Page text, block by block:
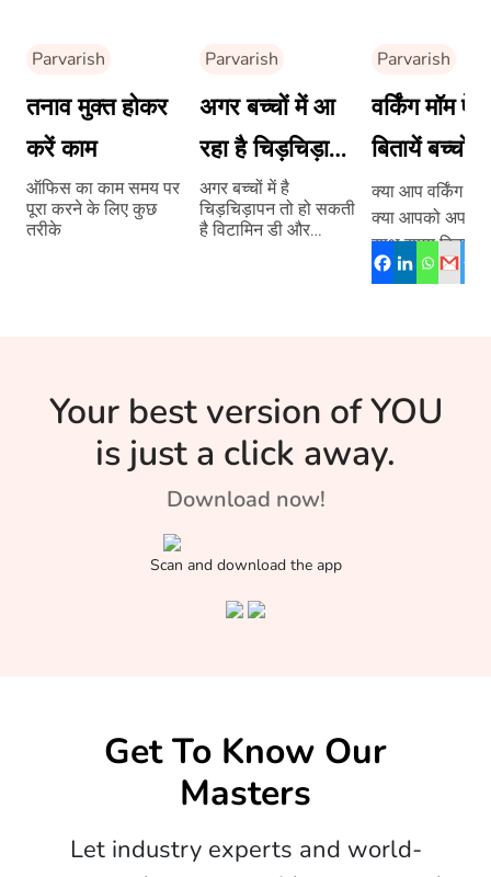
Parvarish
तनाव मुक्त होकर
करें काम
ऑफिस का काम समय पर
पूरा करने के लिए कुछ
तरीके
Parvarish
अगर बच्चों में आ
रहा है चिड़चिड़ापन
तो अपनाएं ये
उपाय
अगर बच्चों में है
चिड़चिड़ापन तो हो सकती
है विटामिन डी और
Parvarish
वर्किंग मॉम ऐसे
बितायें बच्चों
साथ क्वालिटी
टाइम
क्या आप वर्किंग
क्या आपको अपने
साथ समय बिताने
ज़्यादा समय नहीं
Your best version of YOU
is just a click away.
Download now!
Scan and download the app
Get To Know Our
Masters
Let industry experts and world-